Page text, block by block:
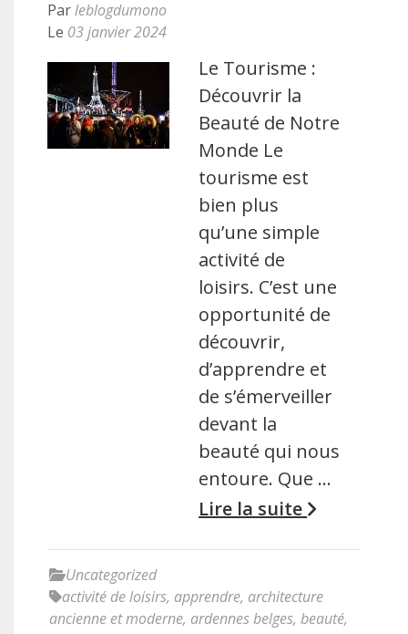
Parleblogdumono
Le 03 janvier 2024
Le Tourisme :
Découvrir la
Beauté de Notre
Monde Le
tourisme est
bien plus
qu’une simple
activité de
loisirs. C’est une
opportunité de
découvrir,
d’apprendre et
de s’émerveiller
devant la
beauté qui nous
entoure. Que …
Lire la suite
Uncategorized
activité de loisirs, apprendre, architecture
ancienne et moderne, ardennes belges, beauté,